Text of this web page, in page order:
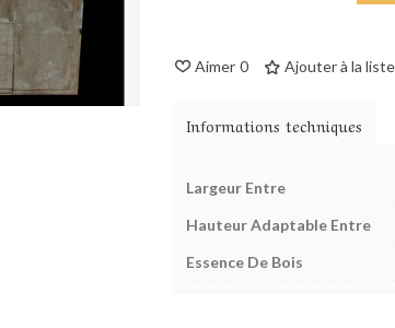
Aimer 0 Ajouter à la
Informations techniques
Largeur Entre
Hauteur Adaptable Entre
Essence De Bois